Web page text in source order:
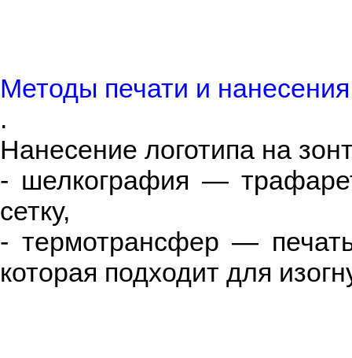
Методы печати и нанесения
.
Нанесение логотипа на
- шелкография —
сетку,
- термотрансфер —
которая подходит для